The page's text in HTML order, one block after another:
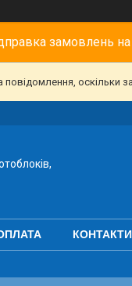
замовлень
оскільки
КОНТАКТИ